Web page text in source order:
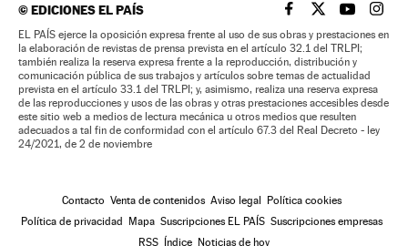
©EDICIONES EL PAÍS EL PAÍS BRASIL EN
EL PAÍSEL PAÍS
EL
EL PAÍS ejerce la oposición expresa frente al uso de sus obras y prestaciones en
la elaboración de revistas de prensa prevista en el artículo 32.1 del TRLPI;
también realiza la reserva expresa frente a la reproducción, distribución y
comunicación pública de sus trabajos y artículos sobre temas de actualidad
prevista en el artículo 33.1 del TRLPI; y, asimismo, realiza una reserva expresa
de las reproducciones y usos de las obras y otras prestaciones accesibles desde
este sitio web a medios de lectura mecánica u otros medios que resulten
adecuados a tal fin de conformidad con el artículo 67.3 del Real Decreto - ley
24/2021, de 2 de noviembre
Contacto Venta de contenidos Aviso legal Política cookies
Política de privacidad Mapa Suscripciones EL PAÍS Suscripciones empresas
RSS Índice Noticias de hoy